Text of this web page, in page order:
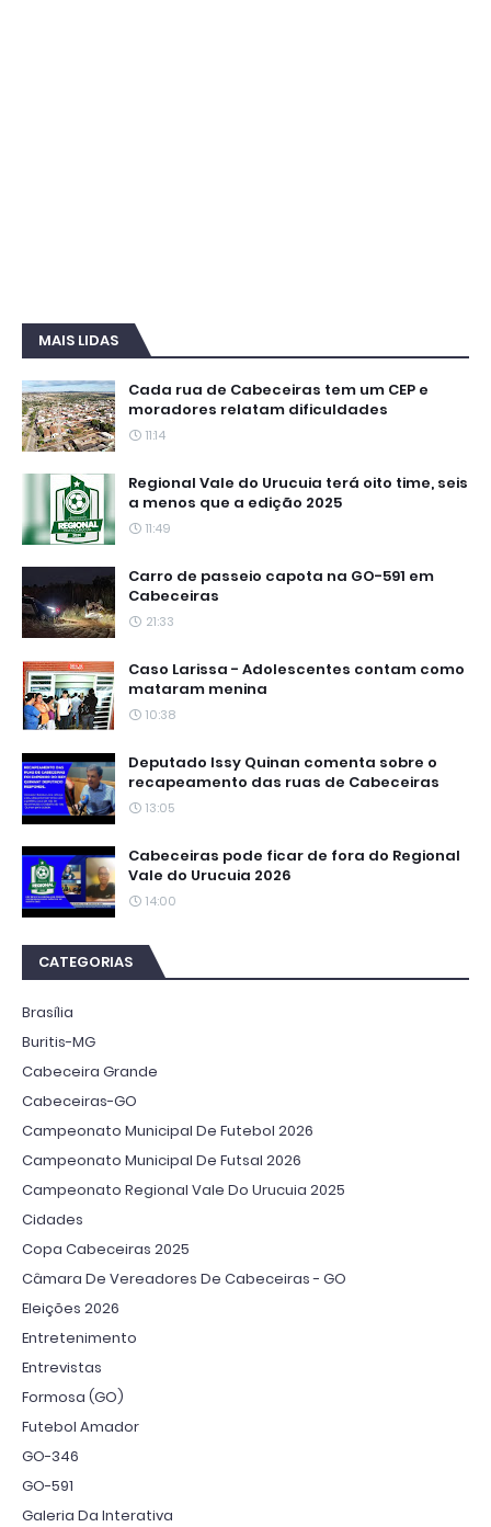
MAIS LIDAS
Cada rua de Cabeceiras tem um CEP e
moradores relatam dificuldades
11:14
Regional Vale do Urucuia terá oito time, seis
a menos que a edição 2025
11:49
Carro de passeio capota na GO-591 em
Cabeceiras
21:33
Caso Larissa - Adolescentes contam como
mataram menina
10:38
Deputado Issy Quinan comenta sobre o
recapeamento das ruas de Cabeceiras
13:05
Cabeceiras pode ficar de fora do Regional
Vale do Urucuia 2026
14:00
CATEGORIAS
Brasília
Buritis-MG
Cabeceira Grande
Cabeceiras-GO
Campeonato Municipal De Futebol 2026
Campeonato Municipal De Futsal 2026
Campeonato Regional Vale Do Urucuia 2025
Cidades
Copa Cabeceiras 2025
Câmara De Vereadores De Cabeceiras - GO
Eleições 2026
Entretenimento
Entrevistas
Formosa (GO)
Futebol Amador
GO-346
GO-591
Galeria Da Interativa